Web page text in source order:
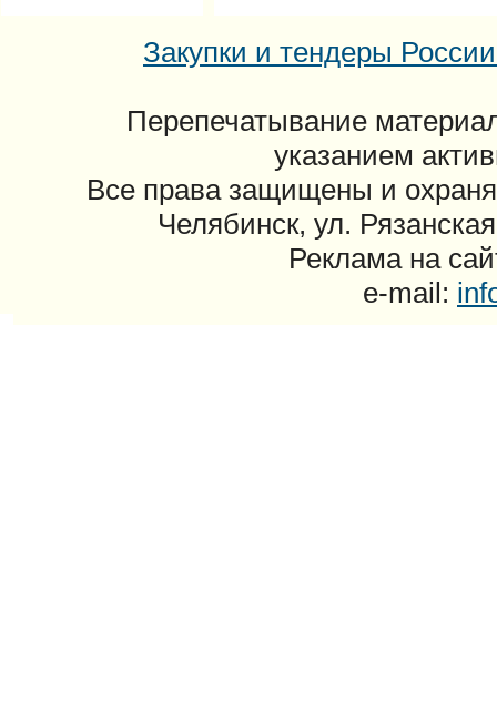
Закупки и тендеры
Перепечатывание
указанием
Все права защищены и
Челябинск, ул.
Реклама на
e-mail: